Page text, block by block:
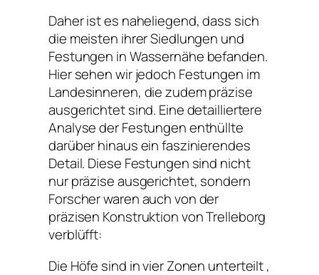
Daher ist es naheliegend, dass sich
die meisten ihrer Siedlungen und
Festungen in Wassernähe befanden.
Hier sehen wir jedoch Festungen im
Landesinneren, die zudem präzise
ausgerichtet sind. Eine detailliertere
Analyse der Festungen enthüllte
darüber hinaus ein faszinierendes
Detail. Diese Festungen sind nicht
nur präzise ausgerichtet, sondern
Forscher waren auch von der
präzisen Konstruktion von Trelleborg
verblüfft:
Die Höfe sind in vier Zonen unterteilt ,